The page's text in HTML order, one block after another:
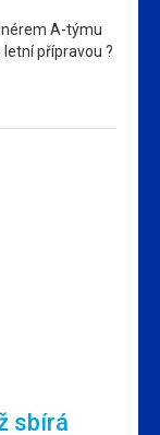
A-týmu
přípravou ?
sbírá